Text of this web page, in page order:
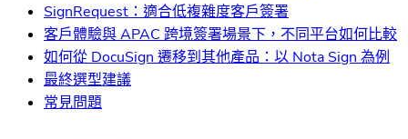
SignRequest：適合低複雜度客戶簽署
客戶體驗與 APAC 跨境簽署場景下，不同平台如何比較
如何從 DocuSign 遷移到其他產品：以 Nota Sign 為例
最終選型建議
常見問題